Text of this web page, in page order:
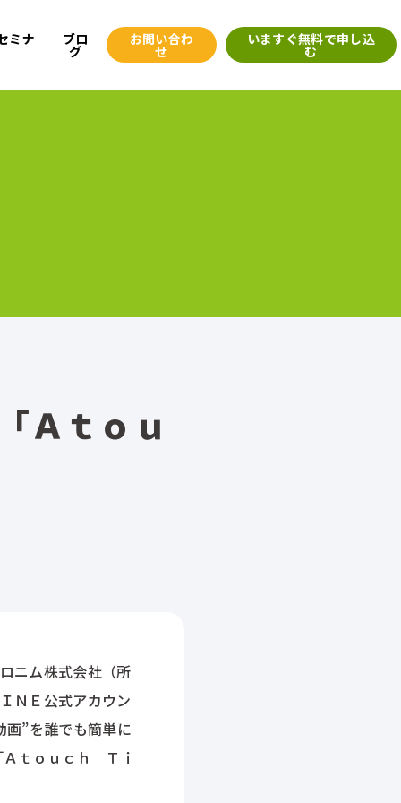
ミナ ブロ
グ
お問い合わ
せ
いますぐ無料で申し込
む
Ａｔｏｕ
ニム株式会社（所
ＮＥ公式アカウン
”を誰でも簡単に
ｔｏｕｃｈ Ｔｉ